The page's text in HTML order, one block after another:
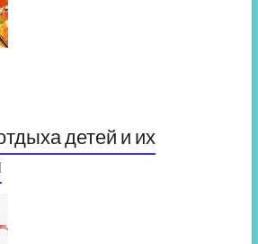
детей и их